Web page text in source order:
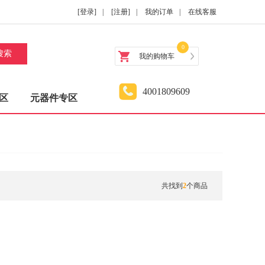
[登录] [注册] 我的订单 在线客服
索 我的购物车
0
元器件专区
4001809609
共找到 2个商品